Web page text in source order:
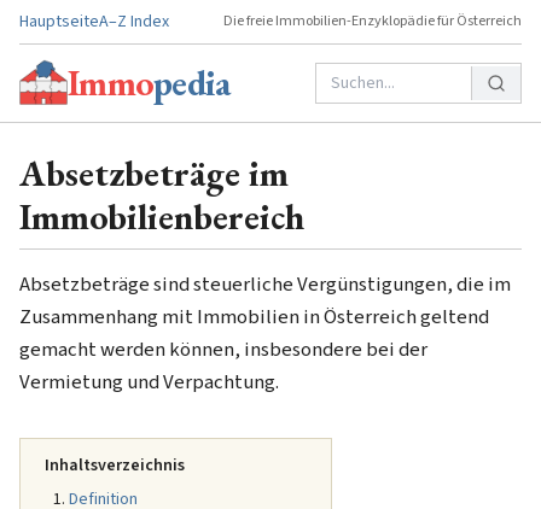
HauptseiteA–Z Index Die freie Immobilien-Enzyklopädie für Österreich
Immopedia
Absetzbeträge im
Immobilienbereich
Absetzbeträge sind steuerliche Vergünstigungen, die im
Zusammenhang mit Immobilien in Österreich geltend
gemacht werden können, insbesondere bei der
Vermietung und Verpachtung.
Inhaltsverzeichnis
Definition